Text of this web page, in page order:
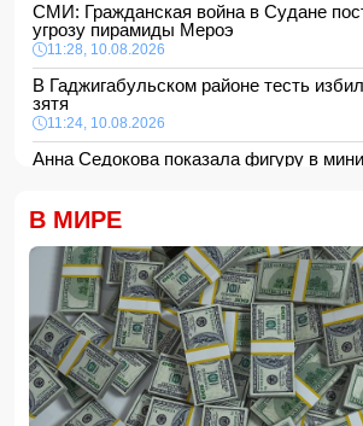
СМИ: Гражданская война в Судане
угрозу пирамиды Мероэ
11:28, 10.08.2026
В Гаджигабульском районе тесть
зятя
11:24, 10.08.2026
Анна Седокова показала фигуру в
В Сабирабадском районе 59-летний
удара электрическим током
11:20, 10.08.2026
12 человек погибли и 8 пропали в
наводнений на Филиппинах- ФОТО/
11:16, 10.08.2026
Ильхам Алиев поблагодарил Масуда
ФОТО
11:08, 10.08.2026
В МИРЕ